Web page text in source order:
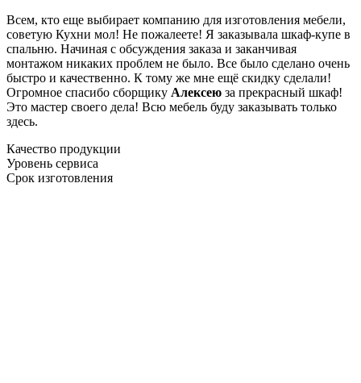
Всем, кто еще выбирает компанию для изготовления мебели,
советую Кухни мол! Не пожалеете! Я заказывала шкаф-купе в
спальню. Начиная с обсуждения заказа и заканчивая
монтажом никаких проблем не было. Все было сделано очень
быстро и качественно. К тому же мне ещё скидку сделали!
Огромное спасибо сборщику Алексею за прекрасный шкаф!
Это мастер своего дела! Всю мебель буду заказывать только
здесь.
Качество продукции
Уровень сервиса
Срок изготовления